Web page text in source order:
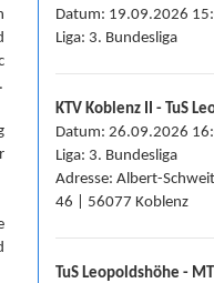
Datum: 19.09.2026
Liga: 3. Bundesliga
KTV Koblenz II - TuS
Datum: 26.09.2026
Liga: 3. Bundesliga
Adresse: Albert-
46 | 56077 Koblenz
TuS Leopoldshöhe -